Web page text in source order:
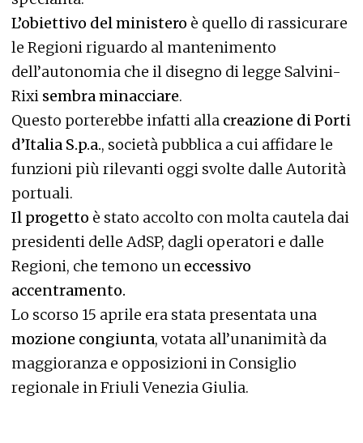
L’obiettivo del ministero è quello di rassicurare
le Regioni riguardo al mantenimento
dell’autonomia che il disegno di legge Salvini-
Rixi sembra minacciare.
Questo porterebbe infatti alla creazione di Porti
d’Italia S.p.a., società pubblica a cui affidare le
funzioni più rilevanti oggi svolte dalle Autorità
portuali.
Il progetto è stato accolto con molta cautela dai
presidenti delle AdSP, dagli operatori e dalle
Regioni, che temono un eccessivo
accentramento.
Lo scorso 15 aprile era stata presentata una
mozione congiunta, votata all’unanimità da
maggioranza e opposizioni in Consiglio
regionale in Friuli Venezia Giulia.